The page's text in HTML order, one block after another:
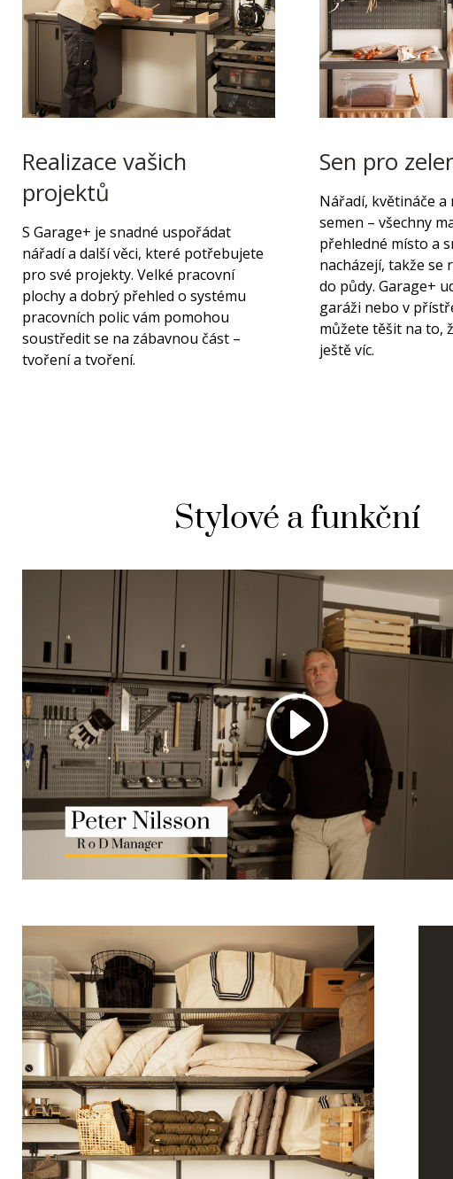
Realizace vašich
projektů
S Garage+ je snadné uspořádat
nářadí a další věci, které potřebujete
pro své projekty. Velké pracovní
plochy a dobrý přehled o systému
pracovních polic vám pomohou
soustředit se na zábavnou část –
tvoření a tvoření.
Sen pro
Nářadí, květináče a
semen – všechny
přehledné místo a
nacházejí, takže se
do půdy. Garage+
garáži nebo v
můžete těšit na to,
ještě víc.
Stylové a funkční